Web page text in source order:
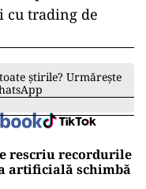
Sectorul
cu
să vină la
Agroland
și o
companie are
organice și